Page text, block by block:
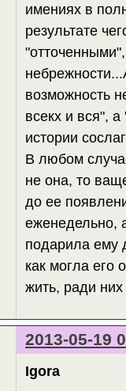
имениях в
результате
возможность
всекх и вся",
истории
В любом
не она, то
до ее
еженедельно,
подарила ему
как могла его
жить, ради
2013-05-19
Igora